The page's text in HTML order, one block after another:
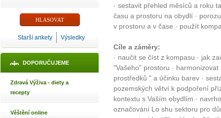
Starší ankety Výsledky
DOPORUČUJEME
Zdravá Výživa - diety a
recepty
Věštění online
· sestavit přehled měsíců a roku
času a prostoru na obydlí ·
v prostoru a v čase · použít
Cíle a záměry:
· naučit se číst z kompasu · jak
"Vašeho" prostoru ·
prostředků " a účinku barev ·
pozemských větví k podpoření
kontextu s Vaším obydlím ·
označování Lo shu sektoru pro